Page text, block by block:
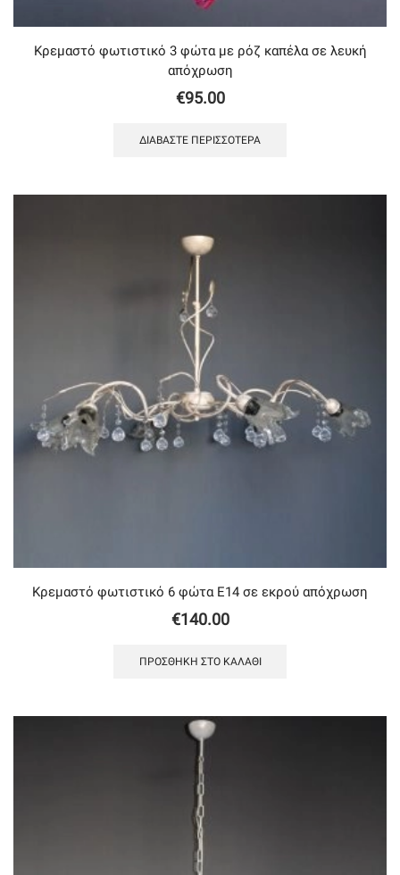
Κρεμαστό φωτιστικό 3 φώτα με ρόζ καπέλα σε λευκή
απόχρωση
€95.00
ΔΙΑΒΆΣΤΕ ΠΕΡΙΣΣΌΤΕΡΑ
Κρεμαστό φωτιστικό 6 φώτα Ε14 σε εκρού απόχρωση
€140.00
ΠΡΟΣΘΉΚΗ ΣΤΟ ΚΑΛΆΘΙ